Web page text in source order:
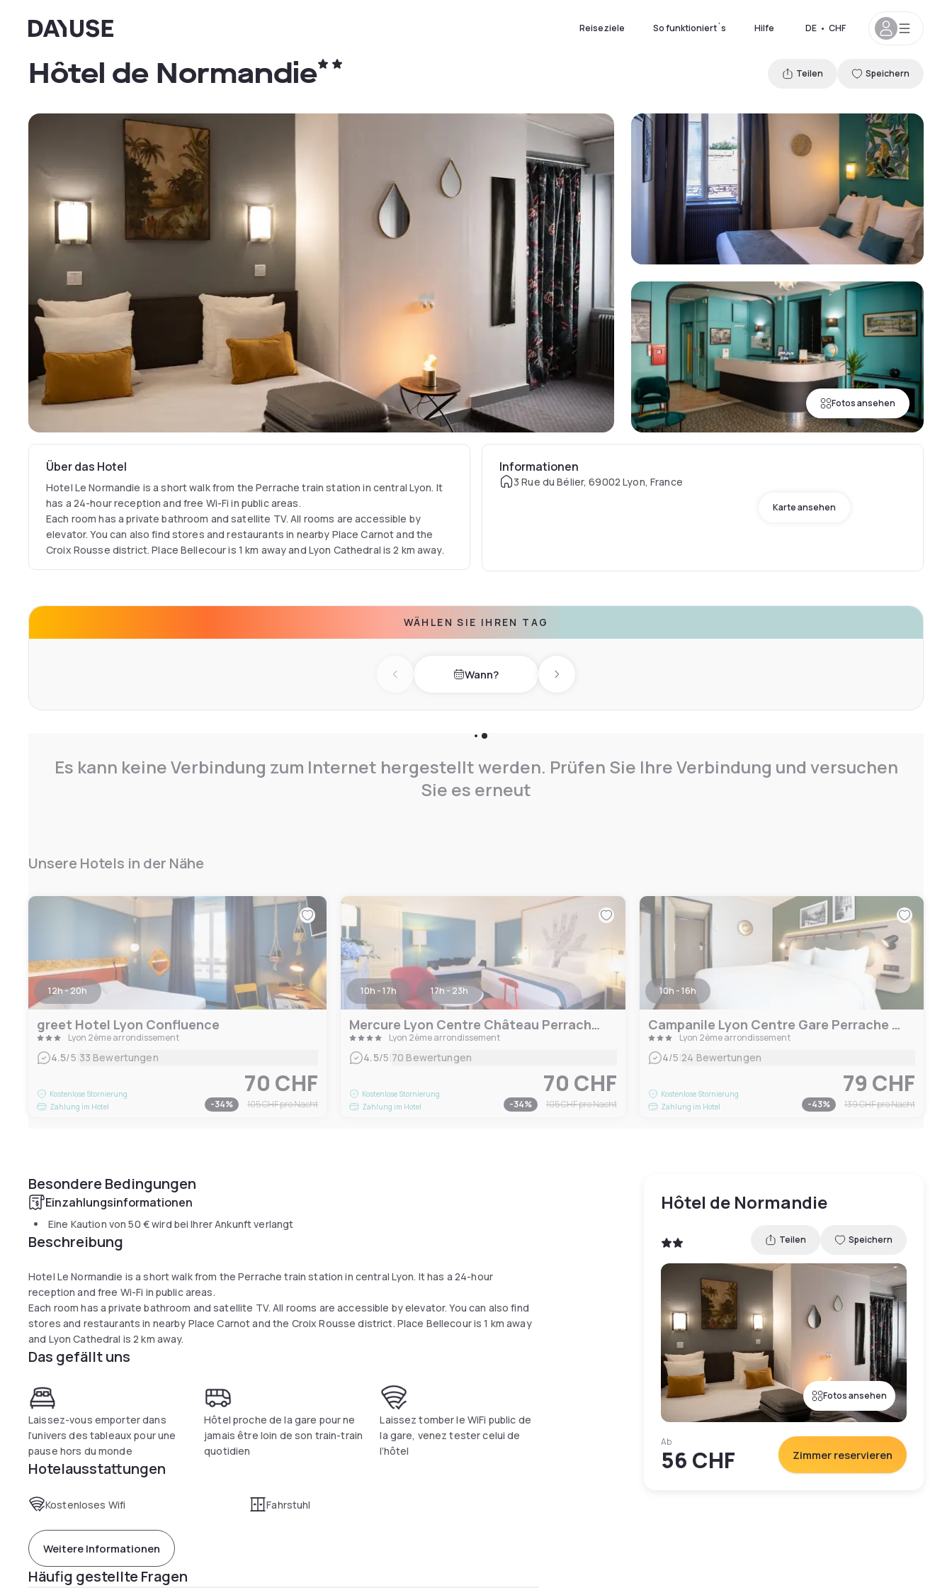
Dayuse Reiseziele So funktioniert´s Hilfe DE • CHF
Fotos ansehen
Hôtel de Normandie Teilen Speichern
Über das Hotel
Hotel Le Normandie is a short walk from the Perrache train station in central Lyon. It
has a 24-hour reception and free Wi-Fi in public areas.
Each room has a private bathroom and satellite TV. All rooms are accessible by
elevator. You can also find stores and restaurants in nearby Place Carnot and the
Croix Rousse district. Place Bellecour is 1 km away and Lyon Cathedral is 2 km away.
Informationen
3 Rue du Bélier, 69002 Lyon, France
Karte ansehen
WÄHLEN SIE IHREN TAG
Previous day Wann? Next day
Es kann keine Verbindung zum Internet hergestellt werden. Prüfen Sie Ihre Verbindung und versuchen
Sie es erneut
Unsere Hotels in der Nähe
12h - 20h
greet Hotel Lyon Confluence
Lyon 2ème arrondissement
4.5/5 33 Bewertungen
Kostenlose Stornierung
Zahlung im Hotel
70 CHF
-34% 105 CHFpro Nacht
10h - 17h 17h - 23h
Mercure Lyon Centre Château Perrache hotel
Lyon 2ème arrondissement
4.5/5 70 Bewertungen
Kostenlose Stornierung
Zahlung im Hotel
70 CHF
-34% 105 CHFpro Nacht
10h - 16h
Campanile Lyon Centre Gare Perrache Confluence
Lyon 2ème arrondissement
4/5 24 Bewertungen
Kostenlose Stornierung
Zahlung im Hotel
79 CHF
-43% 139 CHFpro Nacht
Besondere Bedingungen
Einzahlungsinformationen
Eine Kaution von50 €wird bei Ihrer Ankunft verlangt
Beschreibung
Hotel Le Normandie is a short walk from the Perrache train station in central Lyon. It has a 24-hour
reception and free Wi-Fi in public areas.
Each room has a private bathroom and satellite TV. All rooms are accessible by elevator. You can also find
stores and restaurants in nearby Place Carnot and the Croix Rousse district. Place Bellecour is 1 km away
and Lyon Cathedral is 2 km away.
Das gefällt uns
Laissez-vous emporter dans
l’univers des tableaux pour une
pause hors du monde
Hôtel proche de la gare pour ne
jamais être loin de son train-train
quotidien
Laissez tomber le WiFi public de
la gare, venez tester celui de
l’hôtel
Hotelausstattungen
Kostenloses Wifi Fahrstuhl
Weitere Informationen
Häufig gestellte Fragen
Hôtel de Normandie
Teilen Speichern
Fotos ansehen
Ab
56 CHF Zimmer reservieren